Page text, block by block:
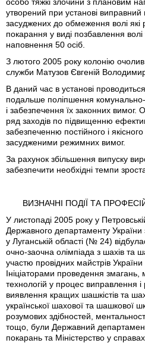
утворений при установі виправний
засуджених до обмеження волі які
покарання у виді позбавлення
наповнення 50 осіб.
З лютого 2005 року колонію очолив
служби Матузов Євгеній
В даний час в установі
подальше поліпшення
і забезпечення їх законних
ряд заходів по підвищенню
забезпеченню постійного і
засудженими режимних вимог.
За рахунок збільшення випуску
забезпечити необхідні темпи
ВИЗНАЧНІ ПОДІЇ ТА
У листопаді 2005 року у
Державного департаменту
у Луганській області (№ 24)
очно-заочна олімпіада з шахів та
участю провідних майстрів України
Ініціаторами проведення змагань,
технологій у процес виправлення і
виявлення кращих шашкістів та
української шахової та шашкової
розумових здібностей,
тощо, були Державний
покарань та Міністерство у